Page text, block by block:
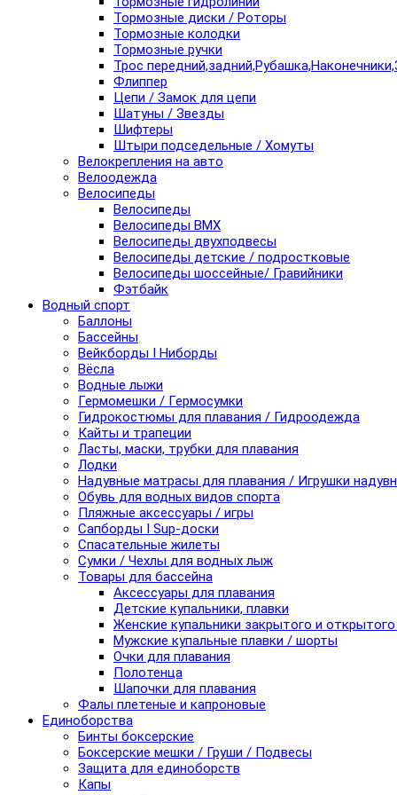
Тормозные диски / Роторы
Тормозные колодки
Тормозные ручки
Трос
Флиппер
Цепи / Замок для цепи
Шатуны / Звезды
Шифтеры
Штыри подседельные / Хомуты
Велокрепления на авто
Велоодежда
Велосипеды
Велосипеды
Велосипеды BMX
Велосипеды двухподвесы
Велосипеды детские / подростковые
Велосипеды шоссейные/ Гравийники
Фэтбайк
Водный спорт
Баллоны
Бассейны
Вейкборды I Ниборды
Вёсла
Водные лыжи
Гермомешки / Гермосумки
Гидрокостюмы для плавания / Гидроодежда
Кайты и трапеции
Ласты, маски, трубки для плавания
Лодки
Надувные матрасы для плавания / Игрушки
Обувь для водных видов спорта
Пляжные аксессуары / игры
Сапборды I Sup-доски
Спасательные жилеты
Сумки / Чехлы для водных лыж
Товары для бассейна
Аксессуары для плавания
Детские купальники, плавки
Женские купальники закрытого и
Мужские купальные плавки / шорты
Очки для плавания
Полотенца
Шапочки для плавания
Фалы плетеные и капроновые
Единоборства
Бинты боксерские
Боксерские мешки / Груши / Подвесы
Защита для единоборств
Капы